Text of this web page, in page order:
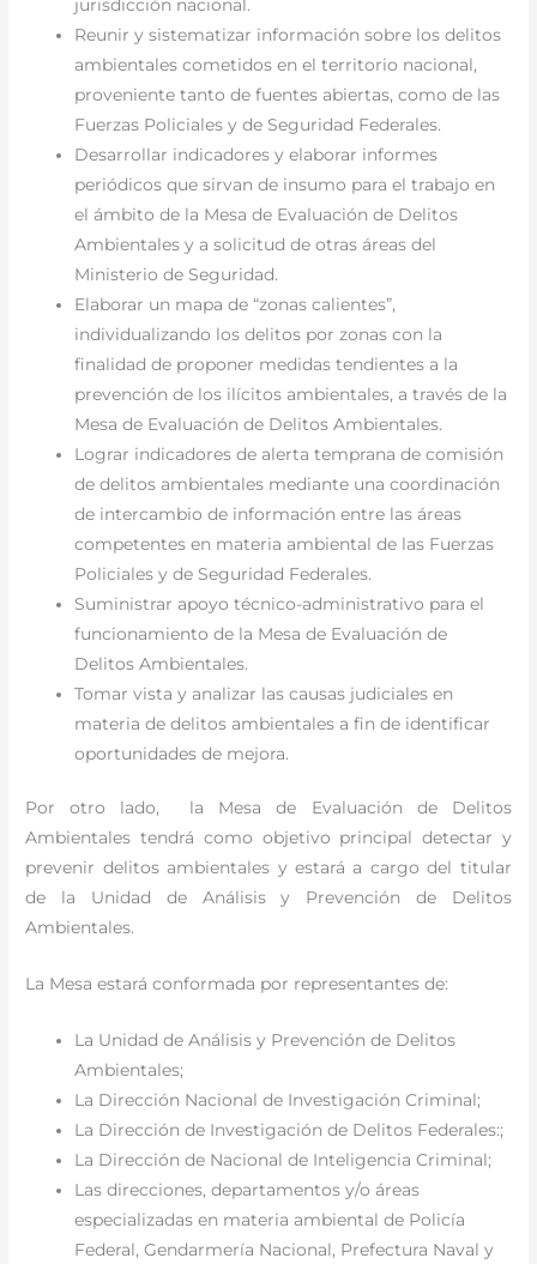
jurisdicción nacional.
Reunir y sistematizar información sobre los delitos
ambientales cometidos en el territorio nacional,
proveniente tanto de fuentes abiertas, como de las
Fuerzas Policiales y de Seguridad Federales.
Desarrollar indicadores y elaborar informes
periódicos que sirvan de insumo para el trabajo en
el ámbito de la Mesa de Evaluación de Delitos
Ambientales y a solicitud de otras áreas del
Ministerio de Seguridad.
Elaborar un mapa de “zonas calientes”,
individualizando los delitos por zonas con la
finalidad de proponer medidas tendientes a la
prevención de los ilícitos ambientales, a través de la
Mesa de Evaluación de Delitos Ambientales.
Lograr indicadores de alerta temprana de comisión
de delitos ambientales mediante una coordinación
de intercambio de información entre las áreas
competentes en materia ambiental de las Fuerzas
Policiales y de Seguridad Federales.
Suministrar apoyo técnico-administrativo para el
funcionamiento de la Mesa de Evaluación de
Delitos Ambientales.
Tomar vista y analizar las causas judiciales en
materia de delitos ambientales a fin de identificar
oportunidades de mejora.
Por otro lado, la Mesa de Evaluación de Delitos
Ambientales tendrá como objetivo principal detectar y
prevenir delitos ambientales y estará a cargo del titular
de la Unidad de Análisis y Prevención de Delitos
Ambientales.
La Mesa estará conformada por representantes de:
La Unidad de Análisis y Prevención de Delitos
Ambientales;
La Dirección Nacional de Investigación Criminal;
La Dirección de Investigación de Delitos Federales:;
La Dirección de Nacional de Inteligencia Criminal;
Las direcciones, departamentos y/o áreas
especializadas en materia ambiental de Policía
Federal, Gendarmería Nacional, Prefectura Naval y